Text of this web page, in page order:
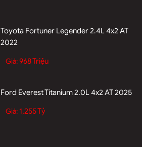
Toyota Fortuner Legender 2.4L 4x2 AT
2022
Giá:968 Triệu
Ford Everest Titanium 2.0L 4x2 AT 2025
Giá: 1,255 Tỷ